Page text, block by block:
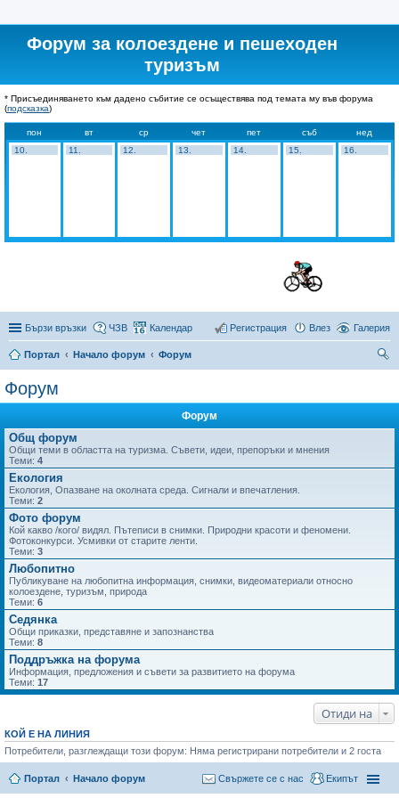
Форум за колоездене и пешеходен
туризъм
* Присъединяването към дадено събитие се осъществява под темата му във форума
(подсказка)
пон вт ср чет пет съб
нед
10.
11. 12. 13. 14. 15. 16.
Бързи връзки Галерия
ЧЗВ Календар Влез
Регистрация
Портал Начало форум
Форум
Форум
Форум
Общ форум
Общи теми в областта на туризма. Съвети, идеи, препоръки и мнения
Теми: 4
Екология
Екология, Опазване на околната среда. Сигнали и впечатления.
Теми: 2
Фото форум
Кой какво /кого/ видял. Пътеписи в снимки. Природни красоти и феномени.
Фотоконкурси. Усмивки от старите ленти.
Теми: 3
Любопитно
Публикуване на любопитна информация, снимки, видеоматериали относно
колоездене, туризъм, природа
Теми: 6
Седянка
Общи приказки, представяне и запознанства
Теми: 8
Поддръжка на форума
Информация, предложения и съвети за развитието на форума
Теми: 17
Отиди на
КОЙ Е НА ЛИНИЯ
Потребители, разглеждащи този форум: Няма регистрирани потребители и 2 госта
Портал Начало форум Екипът
Свържете се с нас